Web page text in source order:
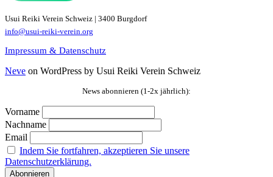
Usui Reiki Verein Schweiz | 3400 Burgdorf
info@usui-reiki-verein.org
Impressum & Datenschutz
Neve on WordPress by Usui Reiki Verein Schweiz
News abonnieren (1-2x jährlich):
Vorname
Nachname
Email
Indem Sie fortfahren, akzeptieren Sie unsere
Datenschutzerklärung.